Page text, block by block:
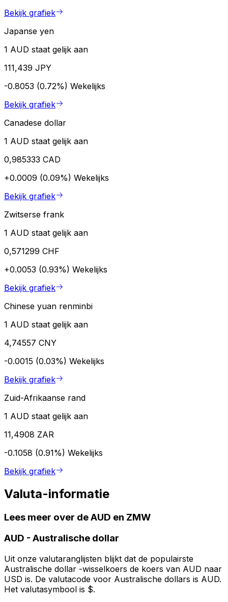
Bekijk grafiek
Japanse yen
1 AUD staat gelijk aan
111,439 JPY
-0.8053 (0.72%) Wekelijks
Bekijk grafiek
Canadese dollar
1 AUD staat gelijk aan
0,985333 CAD
+0.0009 (0.09%) Wekelijks
Bekijk grafiek
Zwitserse frank
1 AUD staat gelijk aan
0,571299 CHF
+0.0053 (0.93%) Wekelijks
Bekijk grafiek
Chinese yuan renminbi
1 AUD staat gelijk aan
4,74557 CNY
-0.0015 (0.03%) Wekelijks
Bekijk grafiek
Zuid-Afrikaanse rand
1 AUD staat gelijk aan
11,4908 ZAR
-0.1058 (0.91%) Wekelijks
Bekijk grafiek
Valuta-informatie
Lees meer over de AUD en ZMW
AUD - Australische dollar
Uit onze valutaranglijsten blijkt dat de populairste
Australische dollar -wisselkoers de koers van AUD naar
USD is. De valutacode voor Australische dollars is AUD.
Het valutasymbool is $.